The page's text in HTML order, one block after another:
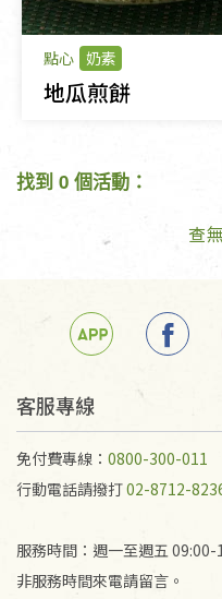
點心 奶素
地瓜煎餅
找到 0 個活動：
查
客服專線
免付費專線： 0800-300-011
行動電話請撥打02-8712-
服務時間：週一至週五 09:00-
非服務時間來電請留言。